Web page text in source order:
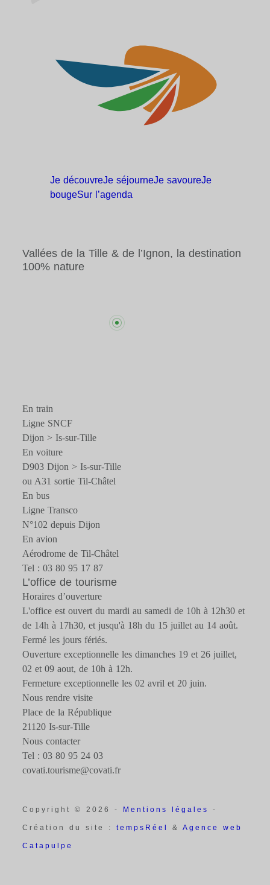
Je découvreJe séjourneJe savoureJe
bougeSur l’agenda
Vallées de la Tille & de l’Ignon, la destination
100% nature
En train
Ligne SNCF
Dijon > Is-sur-Tille
En voiture
D903 Dijon > Is-sur-Tille
ou A31 sortie Til-Châtel
En bus
Ligne Transco
N°102 depuis Dijon
En avion
Aérodrome de Til-Châtel
Tel : 03 80 95 17 87
L’office de tourisme
Horaires d’ouverture
L'office est ouvert du mardi au samedi de 10h à 12h30 et
de 14h à 17h30, et jusqu'à 18h du 15 juillet au 14 août.
Fermé les jours fériés.
Ouverture exceptionnelle les dimanches 19 et 26 juillet,
02 et 09 aout, de 10h à 12h.
Fermeture exceptionnelle les 02 avril et 20 juin.
Nous rendre visite
Place de la République
21120 Is-sur-Tille
Nous contacter
Tel : 03 80 95 24 03
covati.tourisme@covati.fr
Copyright © 2026 - Mentions légales -
Création du site :tempsRéel&Agence web
Catapulpe